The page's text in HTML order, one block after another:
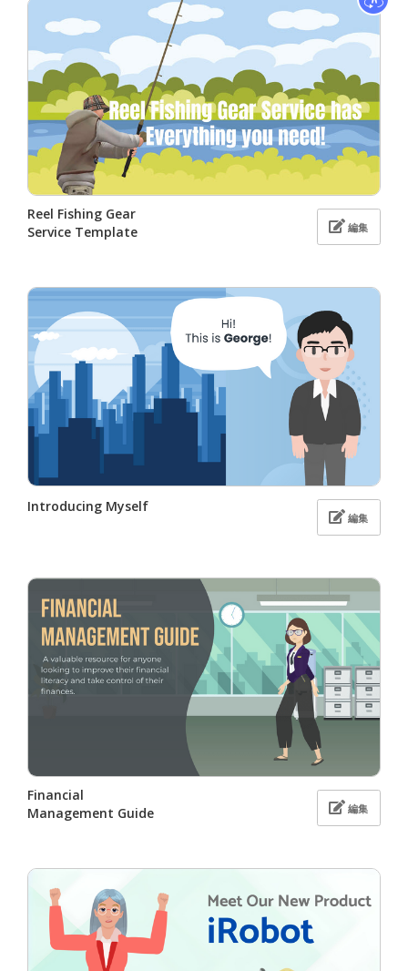
Reel Fishing Gear
Service Template
編集
Introducing Myself
編集
Financial
Management Guide
編集